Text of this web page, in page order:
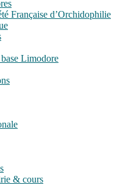
Française d’Orchidophilie
Limodore
& cours